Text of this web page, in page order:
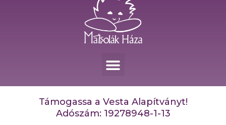
Támogassa a Vesta Alapítványt!
Adószám: 19278948-1-13